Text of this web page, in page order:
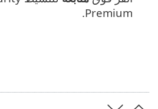
Premium.